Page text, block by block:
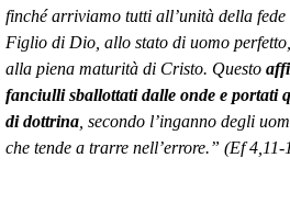
finché arriviamo tutti all’unità della fede
Figlio di Dio, allo stato di uomo
alla piena maturità di Cristo. Questo
fanciulli sballottati dalle onde e portati
di dottrina , secondo l’inganno degli
che tende a trarre nell’errore.” (Ef 4,11-